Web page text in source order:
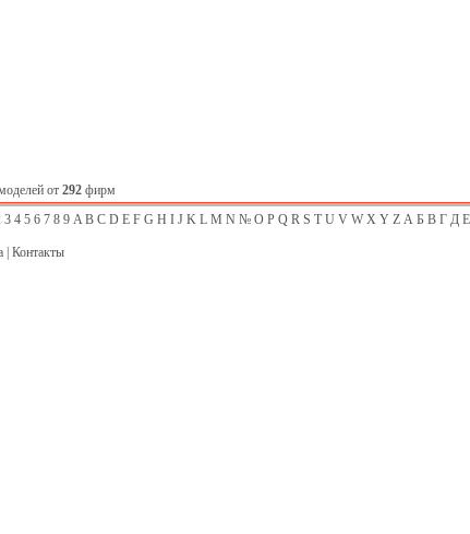
от 292 фирм
3 4 5 6 7 8 9 A B C D E F G H I J K L M N № O P Q R S T U V W X Y Z А Б В Г Д Е
Контакты